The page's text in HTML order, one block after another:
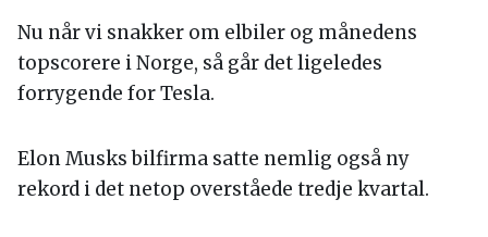
Nu når vi snakker om elbiler og månedens
topscorere i Norge, så går det ligeledes
forrygende for Tesla.
Elon Musks bilfirma satte nemlig også ny
rekord i det netop overståede tredje kvartal.